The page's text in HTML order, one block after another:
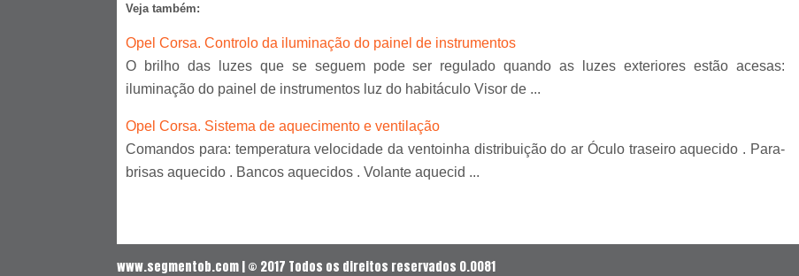
Veja também:
Opel Corsa. Controlo da iluminação do painel de instrumentos
O brilho das luzes que se seguem pode ser regulado quando as luzes exteriores estão acesas:
iluminação do painel de instrumentos luz do habitáculo Visor de ...
Opel Corsa. Sistema de aquecimento e ventilação
Comandos para: temperatura velocidade da ventoinha distribuição do ar Óculo traseiro aquecido . Para-
brisas aquecido . Bancos aquecidos . Volante aquecid ...
www.segmentob.com | © 2017 Todos os direitos reservados 0.0081